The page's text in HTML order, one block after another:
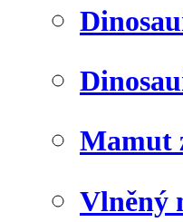
Mamut
Vlněný